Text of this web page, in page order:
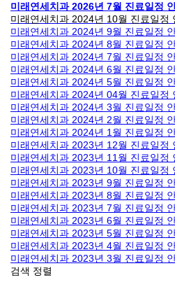
미래연세치과 2026년 7월 진료일정
미래연세치과 2024년 10월 진료일정
미래연세치과 2024년 9월 진료일정
미래연세치과 2024년 8월 진료일정
미래연세치과 2024년 7월 진료일정
미래연세치과 2024년 6월 진료일정
미래연세치과 2024년 5월 진료일정
미래연세치과 2024년 04월 진료일정
미래연세치과 2024년 3월 진료일정
미래연세치과 2024년 2월 진료일정
미래연세치과 2024년 1월 진료일정
미래연세치과 2023년 12월 진료일정
미래연세치과 2023년 11월 진료일정
미래연세치과 2023년 10월 진료일정
미래연세치과 2023년 9월 진료일정
미래연세치과 2023년 8월 진료일정
미래연세치과 2023년 7월 진료일정
미래연세치과 2023년 6월 진료일정
미래연세치과 2023년 5월 진료일정
미래연세치과 2023년 4월 진료일정
미래연세치과 2023년 3월 진료일정
검색 정렬